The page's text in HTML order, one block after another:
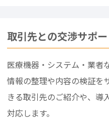
取引先との交渉サポー
医療機器・システム・業者
情報の整理や内容の検証を
きる取引先のご紹介や、導
対応します。